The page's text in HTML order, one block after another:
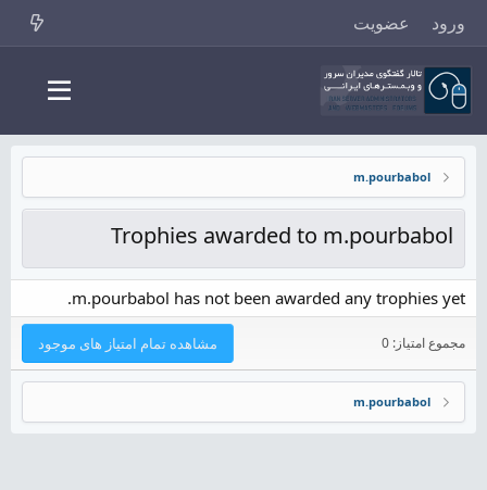
ورود عضویت
m.pourbabol
Trophies awarded to m.pourbabol
m.pourbabol has not been awarded any trophies yet.
مجموع امتیاز: 0 مشاهده تمام امتیاز های موجود
m.pourbabol